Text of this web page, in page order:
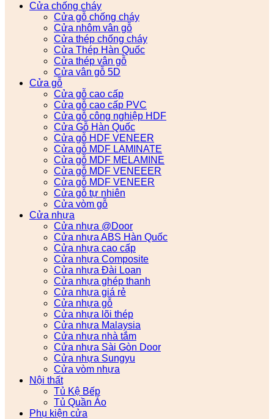
Cửa chống cháy
Cửa gỗ chống cháy
Cửa nhôm vân gỗ
Cửa thép chống cháy
Cửa Thép Hàn Quốc
Cửa thép vân gỗ
Cửa vân gỗ 5D
Cửa gỗ
Cửa gỗ cao cấp
Cửa gỗ cao cấp PVC
Cửa gỗ công nghiệp HDF
Cửa Gỗ Hàn Quốc
Cửa gỗ HDF VENEER
Cửa gỗ MDF LAMINATE
Cửa gỗ MDF MELAMINE
Cửa gỗ MDF VENEEER
Cửa gỗ MDF VENEER
Cửa gỗ tự nhiên
Cửa vòm gỗ
Cửa nhựa
Cửa nhựa @Door
Cửa nhựa ABS Hàn Quốc
Cửa nhựa cao cấp
Cửa nhựa Composite
Cửa nhựa Đài Loan
Cửa nhựa ghép thanh
Cửa nhựa giá rẻ
Cửa nhựa gỗ
Cửa nhựa lõi thép
Cửa nhựa Malaysia
Cửa nhựa nhà tắm
Cửa nhựa Sài Gòn Door
Cửa nhựa Sungyu
Cửa vòm nhựa
Nội thất
Tủ Kệ Bếp
Tủ Quần Áo
Phụ kiện cửa